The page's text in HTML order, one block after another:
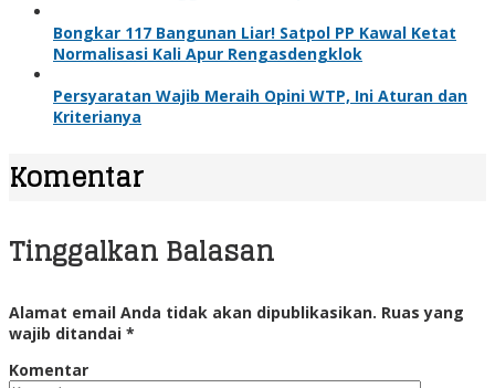
Bongkar 117 Bangunan Liar! Satpol PP Kawal Ketat
Normalisasi Kali Apur Rengasdengklok
Persyaratan Wajib Meraih Opini WTP, Ini Aturan dan
Kriterianya
Komentar
Tinggalkan Balasan
Alamat email Anda tidak akan dipublikasikan. Ruas yang
wajib ditandai *
Komentar